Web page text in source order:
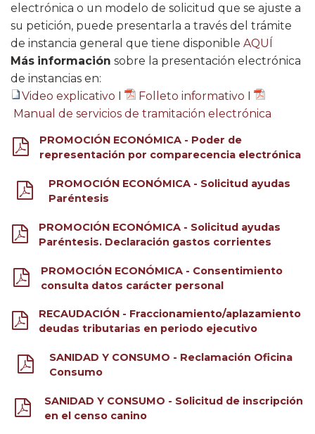
electrónica o un modelo de solicitud que se ajuste a
su petición, puede presentarla a través del trámite
de instancia general que tiene disponible AQUÍ​
Más información sobre la presentación electrónica
de instancias en:
Video explicativo
Folleto informativo​
Manual de servicios de tramitación electrónica​
PROMOCIÓN ECONÓMICA - Poder de
representación por comparecencia electrónica
PROMOCIÓN ECONÓMICA - Solicitud ayudas
Paréntesis
PROMOCIÓN ECONÓMICA - Solicitud ayudas
Paréntesis. Declaración gastos corrientes
PROMOCIÓN ECONÓMICA - Consentimiento
consulta datos carácter personal
RECAUDACIÓN - Fraccionamiento/aplazamiento
deudas tributarias en periodo ejecutivo
SANIDAD Y CONSUMO - Reclamación Oficina
Consumo
SANIDAD Y CONSUMO - Solicitud de inscripción
en el censo canino